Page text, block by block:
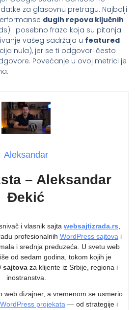
za glasovnu pretragu. Najbolji
dugih repova ključnih
i posebno fraza koja su pitanja.
vašeg sadržaja u featured
nula), jer se ti odgovori često
Povećanje u ovoj metrici je
Aleksandar
– Aleksandar
Đekić
i vlasnik sajta websajtizrada.rs,
profesionalnih WordPress sajtovai
i srednja preduzeća. U svetu web
od sedam godina, tokom kojih je
sajtova za klijente iz Srbije, regiona i
inostranstva.
web dizajner, a vremenom se usmerio
projekata— od strategije i